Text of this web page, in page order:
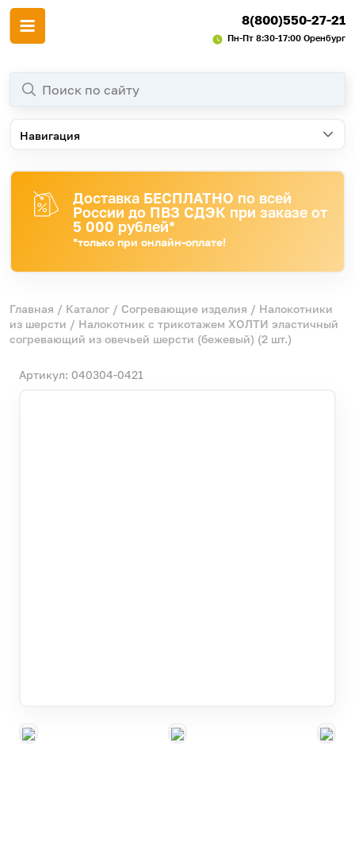
8(800)550-27-21
Пн-Пт 8:30-17:00 Оренбург
Навигация
Доставка БЕСПЛАТНО по всей
России до ПВЗ СДЭК при заказе от
5 000 рублей*
*только при онлайн-оплате!
Главная / Каталог / Согревающие изделия / Налокотники
из шерсти / Налокотник с трикотажем ХОЛТИ эластичный
согревающий из овечьей шерсти (бежевый) (2 шт.)
Артикул: 040304-0421